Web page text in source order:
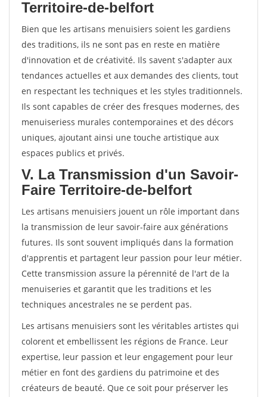
Territoire-de-belfort
Bien que les artisans menuisiers soient les gardiens
des traditions, ils ne sont pas en reste en matière
d'innovation et de créativité. Ils savent s'adapter aux
tendances actuelles et aux demandes des clients, tout
en respectant les techniques et les styles traditionnels.
Ils sont capables de créer des fresques modernes, des
menuiseriess murales contemporaines et des décors
uniques, ajoutant ainsi une touche artistique aux
espaces publics et privés.
V. La Transmission d'un Savoir-
Faire Territoire-de-belfort
Les artisans menuisiers jouent un rôle important dans
la transmission de leur savoir-faire aux générations
futures. Ils sont souvent impliqués dans la formation
d'apprentis et partagent leur passion pour leur métier.
Cette transmission assure la pérennité de l'art de la
menuiseries et garantit que les traditions et les
techniques ancestrales ne se perdent pas.
Les artisans menuisiers sont les véritables artistes qui
colorent et embellissent les régions de France. Leur
expertise, leur passion et leur engagement pour leur
métier en font des gardiens du patrimoine et des
créateurs de beauté. Que ce soit pour préserver les